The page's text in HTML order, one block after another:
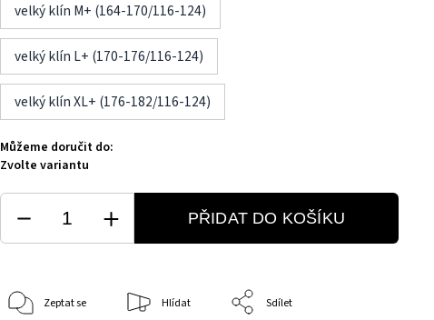
velký klín M+ (164-170/116-124)
velký klín L+ (170-176/116-124)
velký klín XL+ (176-182/116-124)
Můžeme doručit do:
Zvolte variantu
PŘIDAT DO KOŠÍKU
Zeptat se Hlídat Sdílet